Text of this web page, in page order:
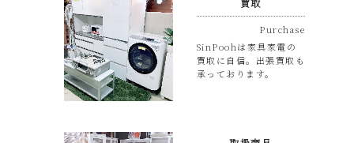
買取
Purchase
SinPoohは家具家電の
買取に自信。出張買取も
承っております。